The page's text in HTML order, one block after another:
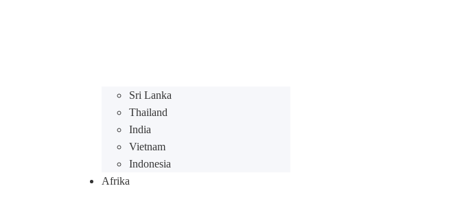
Sri Lanka
Thailand
India
Vietnam
Indonesia
Afrika